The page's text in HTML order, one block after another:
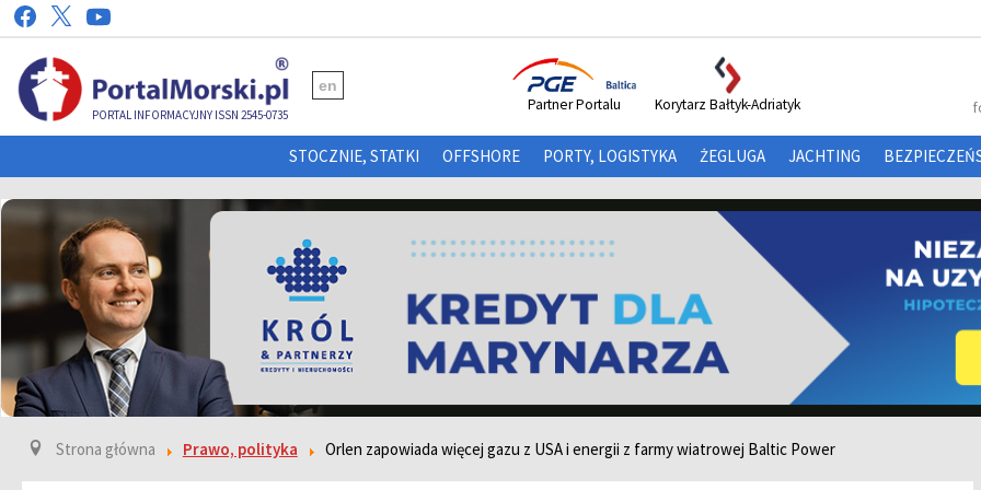
PORTAL INFORMACYJNY ISSN 2545-0735
en
Partner Portalu Korytarz Bałtyk-Adriatyk
STOCZNIE, STATKI OFFSHORE PORTY, LOGISTYKA ŻEGLUGA JACHTING
Strona główna Prawo, polityka Orlen zapowiada więcej gazu z USA i energii z farmy wiatrowej Baltic Power